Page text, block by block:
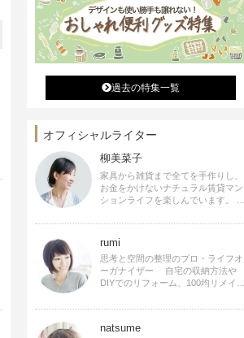
過去の特集一覧
オフィシャルライター
柳美菜子
家具から雑貨まで全てを手作りし、
お金をかけないナチュラル賃貸マン
ションライフを楽しんでいます。 ハ
る著書も出版、また様々なメディア
でも執筆しています。
rumi
思考と空間の整理のプロ・ライフオ
ーガナイザー 自宅の収納方法や
DIYでのリフォーム、100均リメイク
ク、インテリアの記事の執筆、雑
プロデュース 2016年９月に宝島社
natsume